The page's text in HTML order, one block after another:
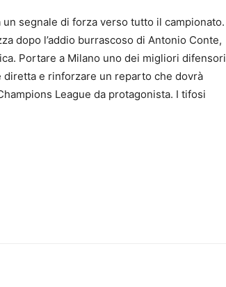
segnale di forza verso tutto il campionato.
dopo l’addio burrascoso di Antonio Conte,
Portare a Milano uno dei migliori difensori
e rinforzare un reparto che dovrà
League da protagonista. I tifosi